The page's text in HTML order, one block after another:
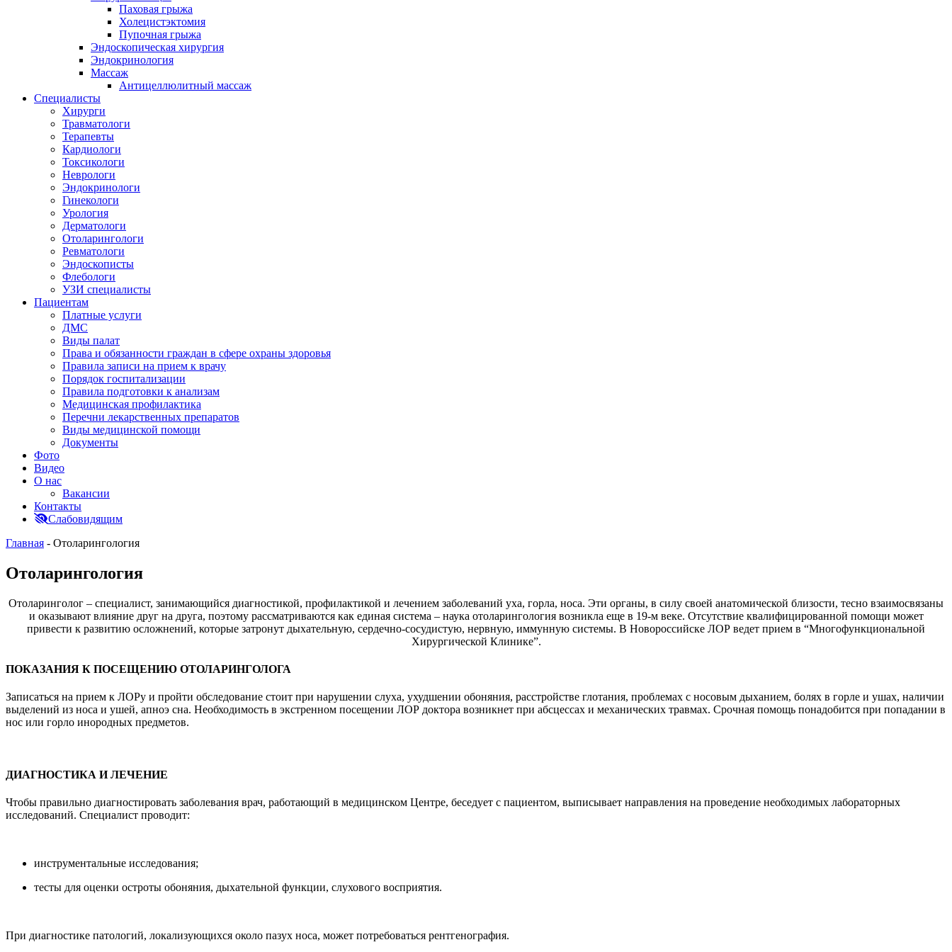
Паховая грыжа
Холецистэктомия
Пупочная грыжа
Эндоскопическая хирургия
Эндокринология
Массаж
Антицеллюлитный массаж
Специалисты
Хирурги
Травматологи
Терапевты
Кардиологи
Токсикологи
Неврологи
Эндокринологи
Гинекологи
Урология
Дерматологи
Отоларингологи
Ревматологи
Эндоскописты
Флебологи
УЗИ специалисты
Пациентам
Платные услуги
ДМС
Виды палат
Права и обязанности граждан в сфере охраны здоровья
Правила записи на прием к врачу
Порядок госпитализации
Правила подготовки к анализам
Медицинская профилактика
Перечни лекарственных препаратов
Виды медицинской помощи
Документы
Фото
Видео
О нас
Вакансии
Контакты
Слабовидящим
Главная - Отоларингология
Отоларингология
Отоларинголог – специалист, занимающийся диагностикой, профилактикой и лечением заболеваний уха, горла, носа. Эти органы, в силу своей анатомической близости, тесно взаимосвязаны
и оказывают влияние друг на друга, поэтому рассматриваются как единая система – наука отоларингология возникла еще в 19-м веке. Отсутствие квалифицированной помощи может
привести к развитию осложнений, которые затронут дыхательную, сердечно-сосудистую, нервную, иммунную системы. В Новороссийске ЛОР ведет прием в “Многофункциональной
Хирургической Клинике”.
ПОКАЗАНИЯ К ПОСЕЩЕНИЮ ОТОЛАРИНГОЛОГА
Записаться на прием к ЛОРу и пройти обследование стоит при нарушении слуха, ухудшении обоняния, расстройстве глотания, проблемах с носовым дыханием, болях в горле и ушах, наличии
выделений из носа и ушей, апноэ сна. Необходимость в экстренном посещении ЛОР доктора возникнет при абсцессах и механических травмах. Срочная помощь понадобится при попадании в
нос или горло инородных предметов.
ДИАГНОСТИКА И ЛЕЧЕНИЕ
Чтобы правильно диагностировать заболевания врач, работающий в медицинском Центре, беседует с пациентом, выписывает направления на проведение необходимых лабораторных
исследований. Специалист проводит:
инструментальные исследования;
тесты для оценки остроты обоняния, дыхательной функции, слухового восприятия.
При диагностике патологий, локализующихся около пазух носа, может потребоваться рентгенография.